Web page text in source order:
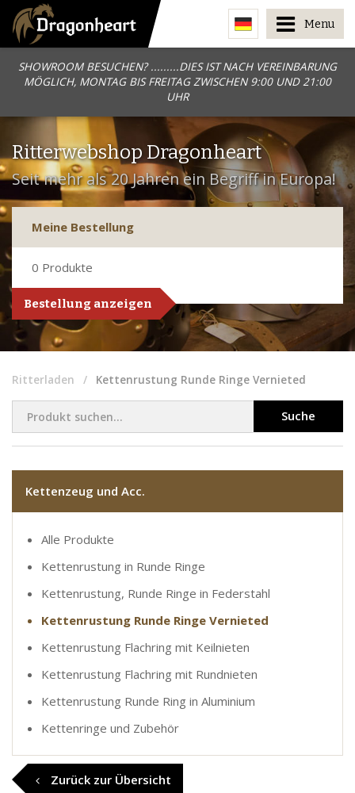
SHOWROOM BESUCHEN? .........DIES IST NACH VEREINBARUNG
MÖGLICH, MONTAG BIS FREITAG ZWISCHEN 9:00 UND 21:00
UHR
Menu
Ritterwebshop Dragonheart
Seit mehr als 20 Jahren ein Begriff in Europa!
Meine Bestellung
0 Produkte
Bestellung anzeigen
Ritterladen Kettenrustung Runde Ringe Vernieted
Suche
Kettenzeug und Acc.
Alle Produkte
Kettenrustung in Runde Ringe
Kettenrustung, Runde Ringe in Federstahl
Kettenrustung Runde Ringe Vernieted
Kettenrustung Flachring mit Keilnieten
Kettenrustung Flachring mit Rundnieten
Kettenrustung Runde Ring in Aluminium
Kettenringe und Zubehör
Zurück zur Übersicht